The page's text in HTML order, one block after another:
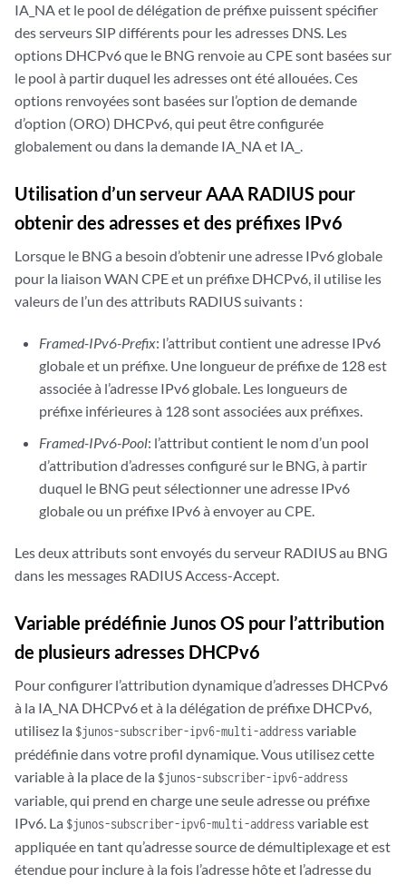
IA_NA et le pool de délégation de préfixe puissent spécifier
des serveurs SIP différents pour les adresses DNS. Les
options DHCPv6 que le BNG renvoie au CPE sont basées sur
le pool à partir duquel les adresses ont été allouées. Ces
options renvoyées sont basées sur l’option de demande
d’option (ORO) DHCPv6, qui peut être configurée
globalement ou dans la demande IA_NA et IA_.
Utilisation d’un serveur AAA RADIUS pour
obtenir des adresses et des préfixes IPv6
Lorsque le BNG a besoin d’obtenir une adresse IPv6 globale
pour la liaison WAN CPE et un préfixe DHCPv6, il utilise les
valeurs de l’un des attributs RADIUS suivants :
Framed-IPv6-Prefix: l’attribut contient une adresse IPv6
globale et un préfixe. Une longueur de préfixe de 128 est
associée à l’adresse IPv6 globale. Les longueurs de
préfixe inférieures à 128 sont associées aux préfixes.
Framed-IPv6-Pool: l’attribut contient le nom d’un pool
d’attribution d’adresses configuré sur le BNG, à partir
duquel le BNG peut sélectionner une adresse IPv6
globale ou un préfixe IPv6 à envoyer au CPE.
Les deux attributs sont envoyés du serveur RADIUS au BNG
dans les messages RADIUS Access-Accept.
Variable prédéfinie Junos OS pour l’attribution
de plusieurs adresses DHCPv6
Pour configurer l’attribution dynamique d’adresses DHCPv6
à la IA_NA DHCPv6 et à la délégation de préfixe DHCPv6,
utilisez la $junos-subscriber-ipv6-multi-addressvariable
prédéfinie dans votre profil dynamique. Vous utilisez cette
variable à la place de la $junos-subscriber-ipv6-address
variable, qui prend en charge une seule adresse ou préfixe
IPv6. La $junos-subscriber-ipv6-multi-addressvariable est
appliquée en tant qu’adresse source de démultiplexage et est
étendue pour inclure à la fois l’adresse hôte et l’adresse du